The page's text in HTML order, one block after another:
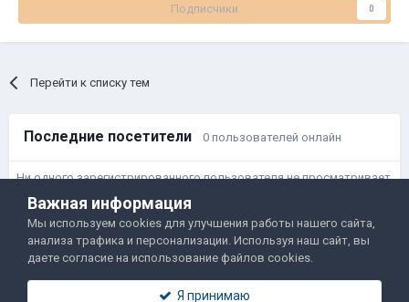
Подписчики 0
Перейти к списку тем
Последние посетители 0 пользователей онлайн
Ни одного зарегистрированного пользователя не просматривает
данную страницу
Правила и условия
Политика обработки данных
Двамп 2022-2025
Важная информация
Мы используем cookies для улучшения работы нашего сайта,
анализа трафика и персонализации. Используя наш сайт, вы
даете согласие на использование файлов cookies.
Я принимаю